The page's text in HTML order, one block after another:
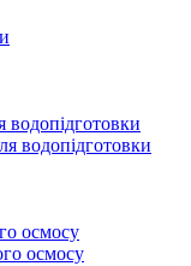
водопідготовки
водопідготовки
осмосу
осмосу